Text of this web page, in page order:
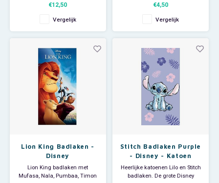
De grote handdoek is ideaal
voor thuisgebruik, voor bij de
zwemles of als strandlaken om
op te luieren op het strand, in de
Afmeting: 70
€12,50
Vergelijk
thuisgebruik als gastendoekje
en leuk op de kinderkamer of
badkamer. Tanden poetsen en
gezichtjes wassen zal nooit
Afmeting: 30 x 50 cm. Materia
€4,50
Vergelijk
Lion King Badlaken -
Disney
Lion King badlaken met
Mufasa, Nala, Pumbaa, Timon
Stitch Badlaken Purple
- Disney - Katoen
Heerlijke katoenen Lilo en Stitch
badlaken. De grote Disney